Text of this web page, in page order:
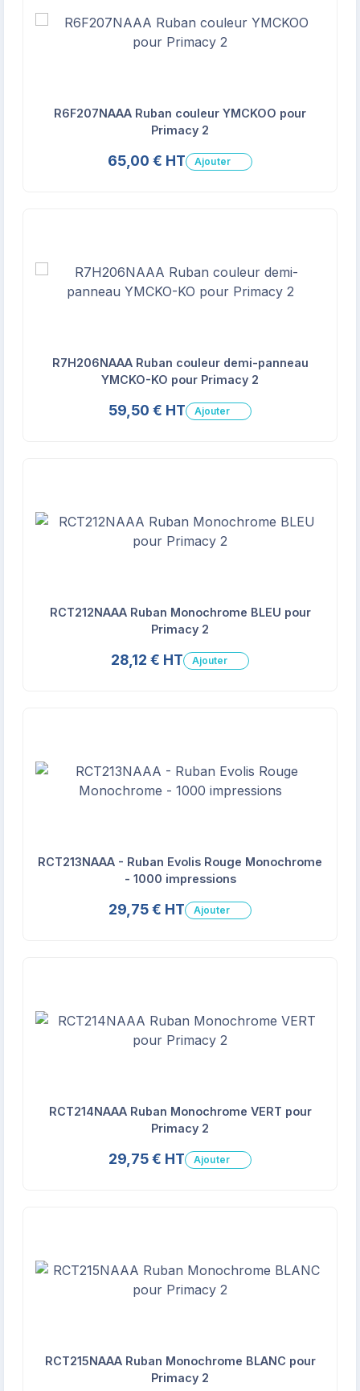
R6F207NAAA Ruban couleur YMCKOO pour
Primacy 2
65,00 € HT Ajouter
R7H206NAAA Ruban couleur demi-panneau
YMCKO-KO pour Primacy 2
59,50 € HT Ajouter
RCT212NAAA Ruban Monochrome BLEU pour
Primacy 2
28,12 € HT Ajouter
RCT213NAAA - Ruban Evolis Rouge Monochrome
- 1000 impressions
29,75 € HT Ajouter
RCT214NAAA Ruban Monochrome VERT pour
Primacy 2
29,75 € HT Ajouter
RCT215NAAA Ruban Monochrome BLANC pour
Primacy 2